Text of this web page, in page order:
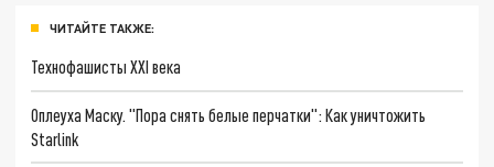
ЧИТАЙТЕ ТАКЖЕ:
Технофашисты XXI века
Оплеуха Маску. "Пора снять белые перчатки": Как уничтожить
Starlink